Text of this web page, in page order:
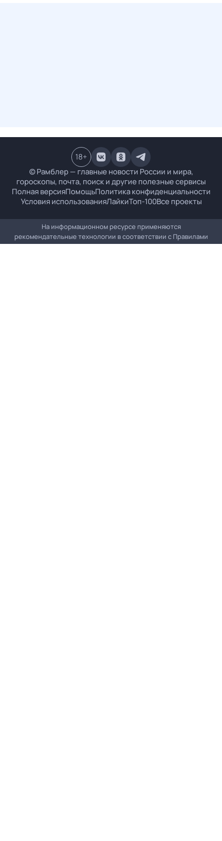
© Рамблер — главные новости России и мира,
гороскопы, почта, поиск и другие полезные сервисы
Полная версияПомощьПолитика конфиденциальности
Условия использованияЛайкиТоп-100Все проекты
18+
На информационном ресурсе применяются
рекомендательные технологии в соответствии с Правилами